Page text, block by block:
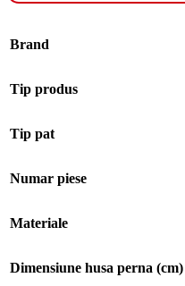
Brand
Tip produs
Tip pat
Numar piese
Materiale
Dimensiune husa perna (cm)